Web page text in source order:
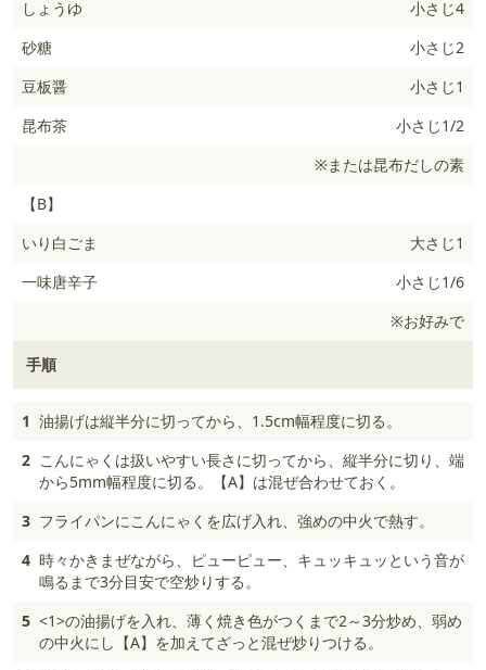
しょうゆ
小さじ4
砂糖
小さじ2
豆板醤
小さじ1
昆布茶
小さじ1/2
※または昆布だしの素
【B】
いり白ごま
大さじ1
一味唐辛子
小さじ1/6
※お好みで
手順
1 油揚げは縦半分に切ってから、1.5cm幅程度に切る。
2 こんにゃくは扱いやすい長さに切ってから、縦半分に切り、端
から5mm幅程度に切る。【A】は混ぜ合わせておく。
3 フライパンにこんにゃくを広げ入れ、強めの中火で熱す。
4 時々かきまぜながら、ピューピュー、キュッキュッという音が
鳴るまで3分目安で空炒りする。
5 <1>の油揚げを入れ、薄く焼き色がつくまで2～3分炒め、弱め
の中火にし【A】を加えてざっと混ぜ炒りつける。